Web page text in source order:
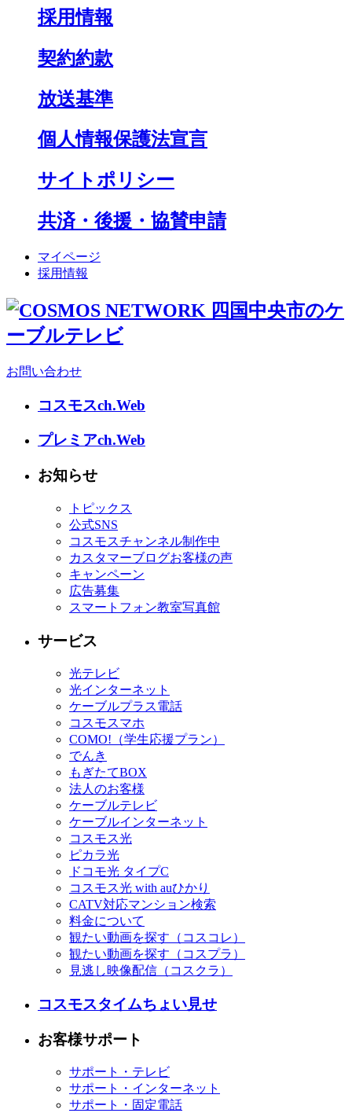
採用情報
契約約款
放送基準
個人情報保護法宣言
サイトポリシー
共済・後援・協賛申請
マイページ
採用情報
お問い合わせ
コスモスch.Web
プレミアch.Web
お知らせ
トピックス
公式SNS
コスモスチャンネル制作中
カスタマーブログお客様の声
キャンペーン
広告募集
スマートフォン教室写真館
サービス
光テレビ
光インターネット
ケーブルプラス電話
コスモスマホ
COMO!（学生応援プラン）
でんき
もぎたてBOX
法人のお客様
ケーブルテレビ
ケーブルインターネット
コスモス光
ピカラ光
ドコモ光 タイプC
コスモス光 with auひかり
CATV対応マンション検索
料金について
観たい動画を探す（コスコレ）
観たい動画を探す（コスプラ）
見逃し映像配信（コスクラ）
コスモスタイムちょい見せ
お客様サポート
サポート・テレビ
サポート・インターネット
サポート・固定電話